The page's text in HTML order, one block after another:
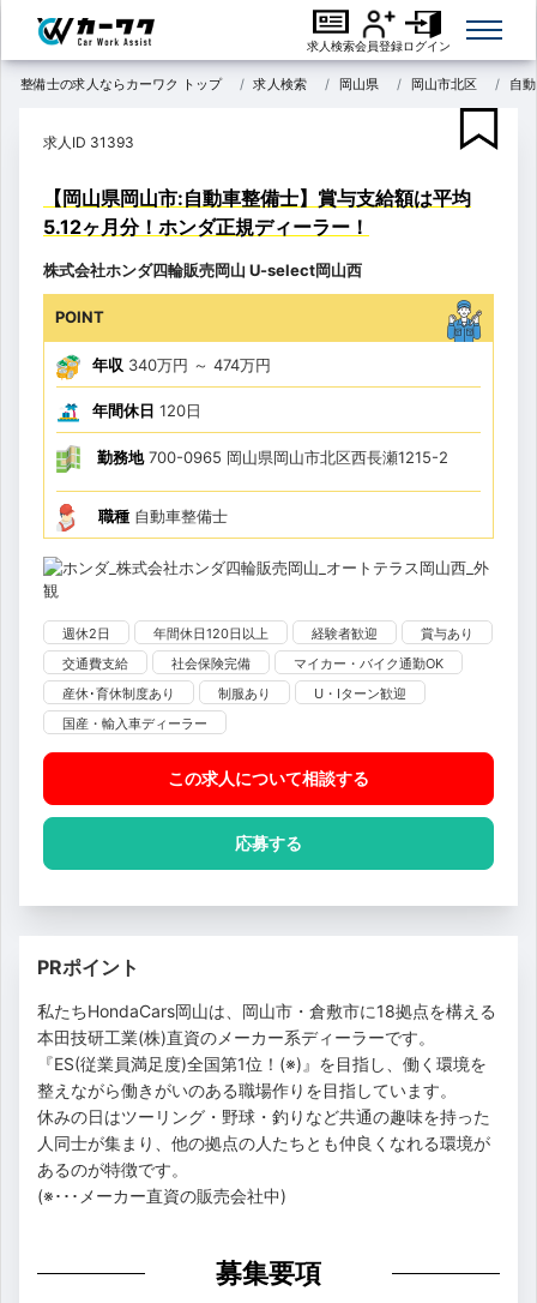
求人検索会員登録ログイン
整備士の求人ならカーワク トップ 求人検索 岡山県 岡山市北区 自
求人ID 31393
【岡山県岡山市:自動車整備士】賞与支給額は平均
5.12ヶ月分！ホンダ正規ディーラー！
株式会社ホンダ四輪販売岡山 U-select岡山西
POINT
年収 340万円 ～ 474万円
年間休日 120日
勤務地700-0965 岡山県岡山市北区西長瀬1215-2
職種 自動車整備士
週休2日 年間休日120日以上 経験者歓迎
賞与あり
交通費支給
社会保険完備
マイカー・バイク通勤OK
産休･育休制度あり
制服あり
U・Iターン歓迎
国産・輸入車ディーラー
この求人について相談する
応募する
PRポイント
私たちHondaCars岡山は、岡山市・倉敷市に18拠点を構える
本田技研工業(株)直資のメーカー系ディーラーです。
『ES(従業員満足度)全国第1位！(※)』を目指し、働く環境を
整えながら働きがいのある職場作りを目指しています。
休みの日はツーリング・野球・釣りなど共通の趣味を持った
人同士が集まり、他の拠点の人たちとも仲良くなれる環境が
あるのが特徴です。
(※･･･メーカー直資の販売会社中)
募集要項